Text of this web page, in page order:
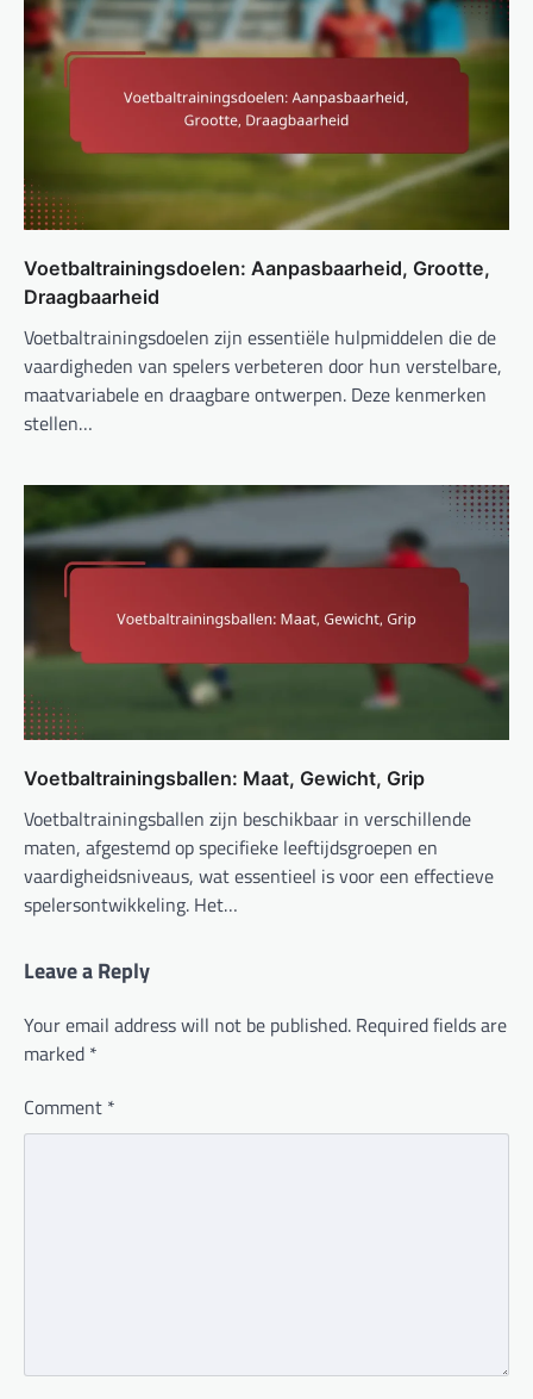
Voetbaltrainingsdoelen: Aanpasbaarheid, Grootte,
Draagbaarheid
Voetbaltrainingsdoelen zijn essentiële hulpmiddelen die de
vaardigheden van spelers verbeteren door hun verstelbare,
maatvariabele en draagbare ontwerpen. Deze kenmerken
stellen…
Voetbaltrainingsballen: Maat, Gewicht, Grip
Voetbaltrainingsballen zijn beschikbaar in verschillende
maten, afgestemd op specifieke leeftijdsgroepen en
vaardigheidsniveaus, wat essentieel is voor een effectieve
spelersontwikkeling. Het…
Leave a Reply
Your email address will not be published. Required fields are
marked *
Comment *